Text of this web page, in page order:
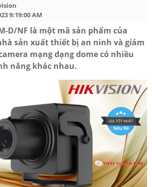
9:19:00 AM
D/NF là một mã sản phẩm của
sản xuất thiết bị an ninh và giám
mạng dạng dome có nhiều
năng khác nhau.